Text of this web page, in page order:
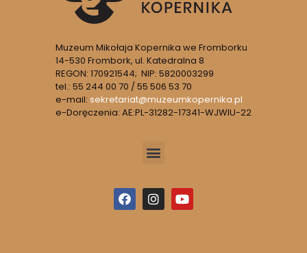
Muzeum Mikołaja Kopernika we Fromborku
14-530 Frombork, ul. Katedralna 8
REGON: 170921544; NIP: 5820003299
tel.: 55 244 00 70 / 55 506 53 70
e-mail: sekretariat@muzeumkopernika.pl
e-Doręczenia: AE:PL-31282-17341-WJWIU-22